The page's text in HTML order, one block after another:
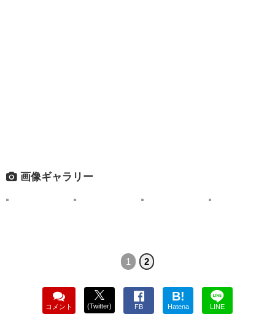
画像ギャラリー
1 2
コメント (Twitter) FB
B!
Hatena LINE